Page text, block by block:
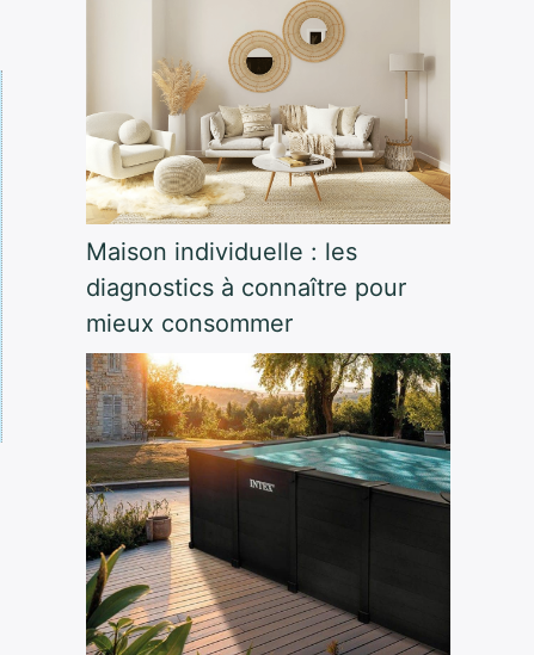
Maison individuelle : les
diagnostics à connaître pour
mieux consommer